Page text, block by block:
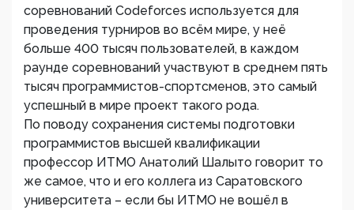
соревнований Codeforces используется для
проведения турниров во всём мире, у неё
больше 400 тысяч пользователей, в каждом
раунде соревнований участвуют в среднем пять
тысяч программистов-спортсменов, это самый
успешный в мире проект такого рода.
По поводу сохранения системы подготовки
программистов высшей квалификации
профессор ИТМО Анатолий Шалыто говорит то
же самое, что и его коллега из Саратовского
университета – если бы ИТМО не вошёл в